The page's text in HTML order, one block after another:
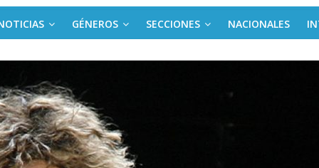
GÉNEROS SECCIONES NACIONALES